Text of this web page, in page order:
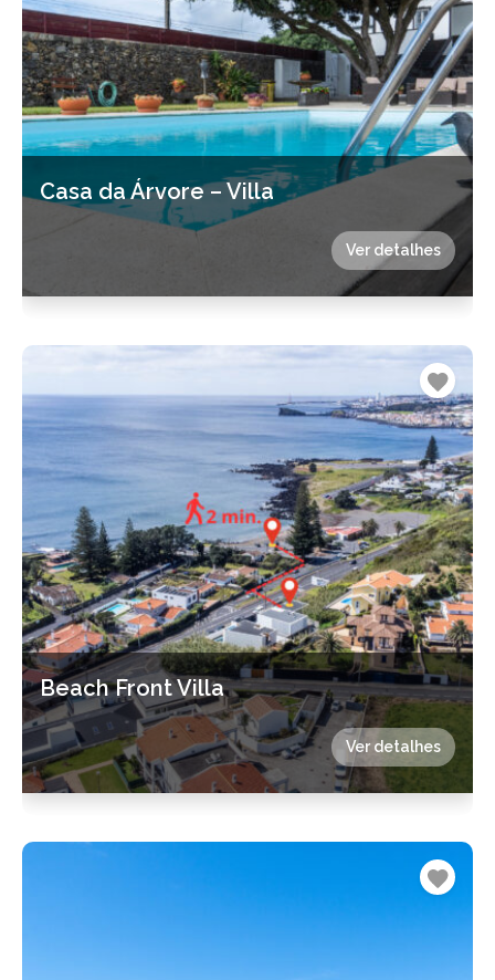
Casa da Árvore – Villa
Ver detalhes
Beach Front Villa
Ver detalhes